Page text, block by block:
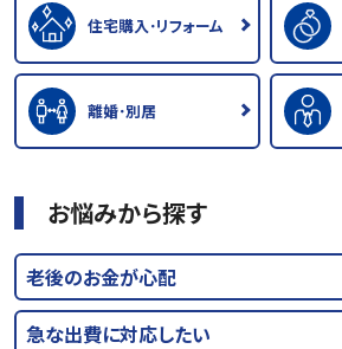
住宅購入･リフォーム
離婚･別居
お悩みから探す
老後のお金が心配
急な出費に対応したい